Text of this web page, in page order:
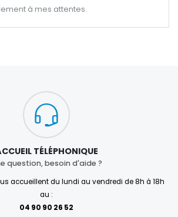
à mes attentes.
TÉLÉPHONIQUE
question, besoin d'aide ?
accueillent du lundi au vendredi de 8h à 18h
au :
04 90 90 26 52